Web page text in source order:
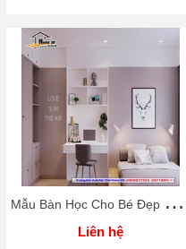
M
ẫu Bàn Học Cho Bé Đẹp Rẻ Home 3D
Liên hệ